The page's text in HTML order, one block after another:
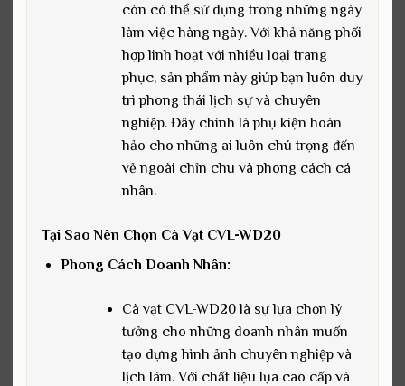
còn có thể sử dụng trong những ngày
làm việc hàng ngày. Với khả năng phối
hợp linh hoạt với nhiều loại trang
phục, sản phẩm này giúp bạn luôn duy
trì phong thái lịch sự và chuyên
nghiệp. Đây chính là phụ kiện hoàn
hảo cho những ai luôn chú trọng đến
vẻ ngoài chỉn chu và phong cách cá
nhân.
Tại Sao Nên Chọn Cà Vạt CVL-WD20
Phong Cách Doanh Nhân:
Cà vạt CVL-WD20 là sự lựa chọn lý
tưởng cho những doanh nhân muốn
tạo dựng hình ảnh chuyên nghiệp và
lịch lãm. Với chất liệu lụa cao cấp và